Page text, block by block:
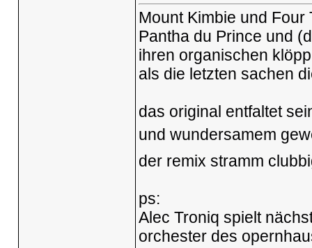
Mount Kimbie und
Pantha du Prince und
ihren organischen
als die letzten sachen
das original entfaltet
und wundersamem
der remix stramm
ps:
Alec Troniq spielt
orchester des